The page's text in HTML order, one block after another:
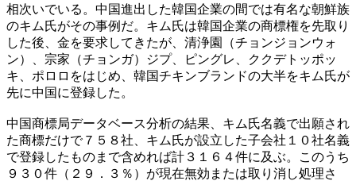
相次いでいる。中国進出した韓国企業の間では有名な朝鮮族
のキム氏がその事例だ。キム氏は韓国企業の商標権を先取り
した後、金を要求してきたが、清浄園（チョンジョンウォ
ン）、宗家（チョンガ）ジプ、ピングレ、ククデトッポッ
キ、ポロロをはじめ、韓国チキンブランドの大半をキム氏が
先に中国に登録した。
中国商標局データベース分析の結果、キム氏名義で出願され
た商標だけで７５８社、キム氏が設立した子会社１０社名義
で登録したものまで含めれば計３１６４件に及ぶ。このうち
９３０件（２９．３％）が現在無効または取り消し処理さ